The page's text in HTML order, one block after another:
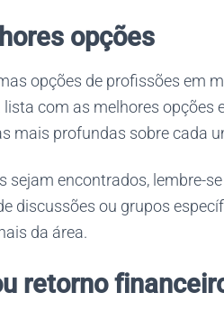
opções
opções de profissões em
com as melhores
mais profundas sobre cada
sejam encontrados, lembre-
discussões ou grupos
da área.
retorno